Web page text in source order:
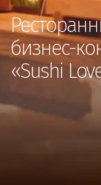
бизнес-
«Sushi